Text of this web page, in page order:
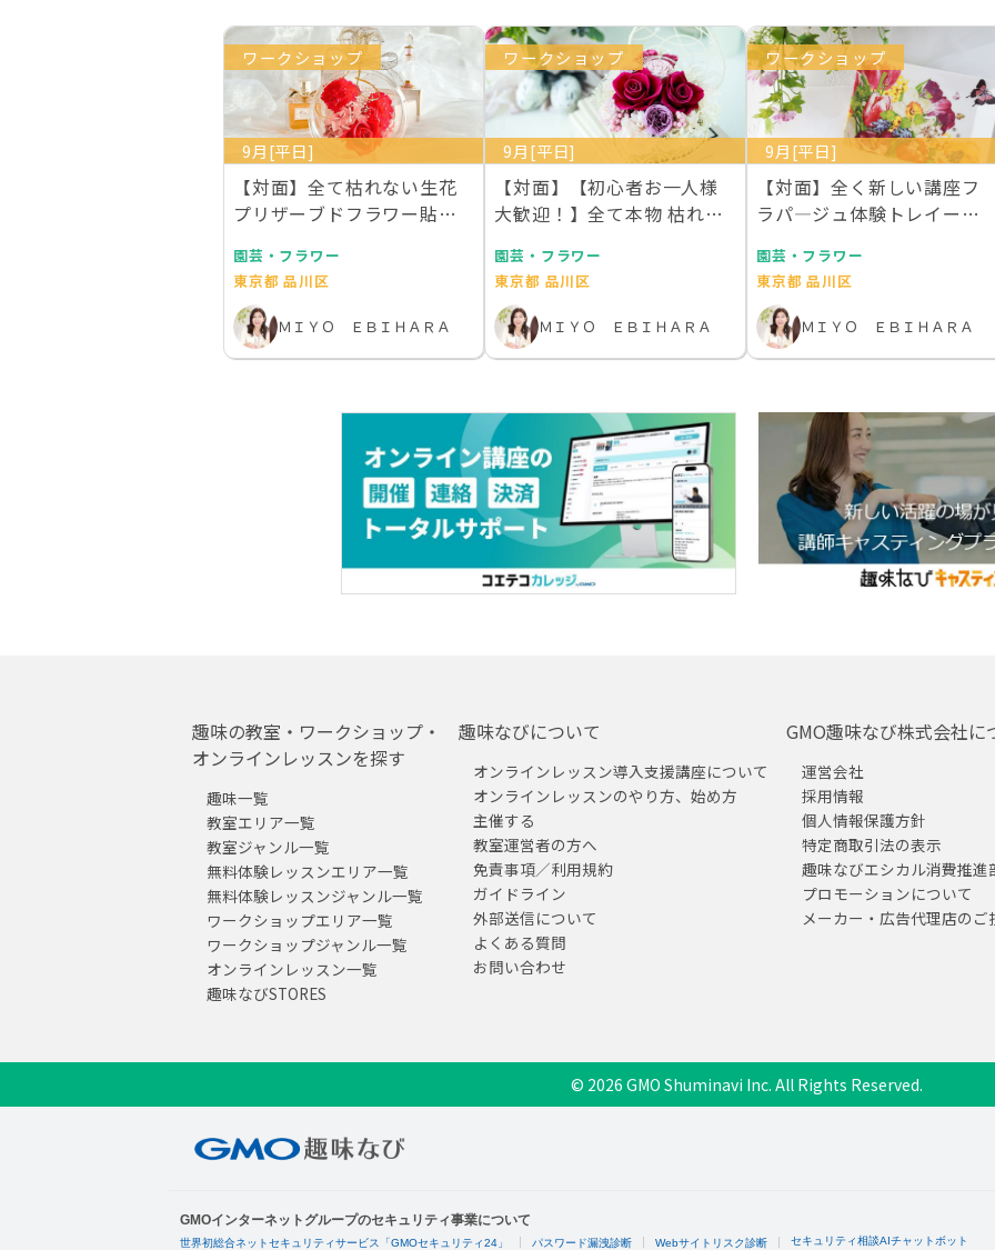
ワークショップ
9月[平日]
【対面】全て枯れない生花
プリザーブドフラワー貼る
園芸・フラワー
東京都 品川区
ＭＩＹＯ ＥＢＩＨＡＲＡ
ワークショップ
9月[平日]
【対面】【初心者お一人様
大歓迎！】全て本物 枯れな
園芸・フラワー
東京都 品川区
ＭＩＹＯ ＥＢＩＨＡＲＡ
ワークショップ
9月[平日]
【対面】全く新しい講座フ
ラパ―ジュ体験トレイー２
園芸・フラワー
東京都 品川区
ＭＩＹＯ ＥＢＩＨＡＲＡ
趣味の教室・ワークショップ・
オンラインレッスンを探す
趣味一覧
教室エリア一覧
教室ジャンル一覧
無料体験レッスンエリア一覧
無料体験レッスンジャンル一覧
ワークショップエリア一覧
ワークショップジャンル一覧
オンラインレッスン一覧
趣味なびSTORES
趣味なびについて
オンラインレッスン導入支援講座について
オンラインレッスンのやり方、始め方
主催する
教室運営者の方へ
免責事項／利用規約
ガイドライン
外部送信について
よくある質問
お問い合わせ
GMO趣味なび株式会社に
運営会社
採用情報
個人情報保護方針
特定商取引法の表示
趣味なびエシカル消費推進
プロモーションについて
メーカー・広告代理店のご
© 2026 GMO Shuminavi Inc. All Rights Reserved.